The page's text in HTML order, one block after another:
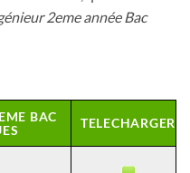
2eme année Bac
TELECHARGER
BAC